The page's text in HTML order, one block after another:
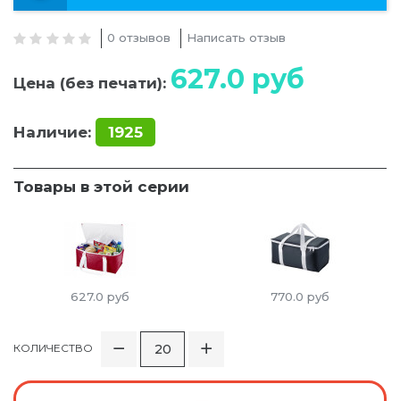
0 отзывов Написать отзыв
Цена (без печати): 627.0 руб
Наличие: 1925
Товары в этой серии
627.0 руб 770.0 руб
КОЛИЧЕСТВО